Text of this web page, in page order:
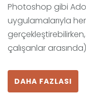
Photoshop gibi
uygulamalarıyla
çalışanlar
DAHA FAZLASI